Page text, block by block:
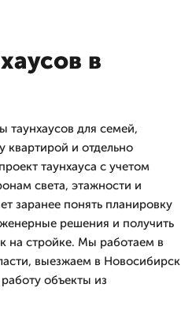
в
таунхаусов для семей,
и отдельно
таунхауса с учетом
света, этажности и
заранее понять планировку
решения и получить
на стройке. Мы работаем в
выезжаем в Новосибирск
объекты из